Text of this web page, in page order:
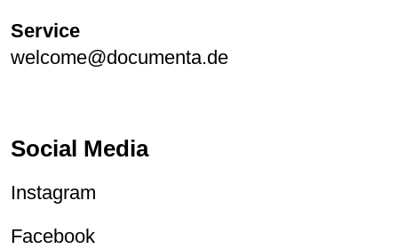
Service
welcome@documenta.de
Social Media
Instagram
Facebook